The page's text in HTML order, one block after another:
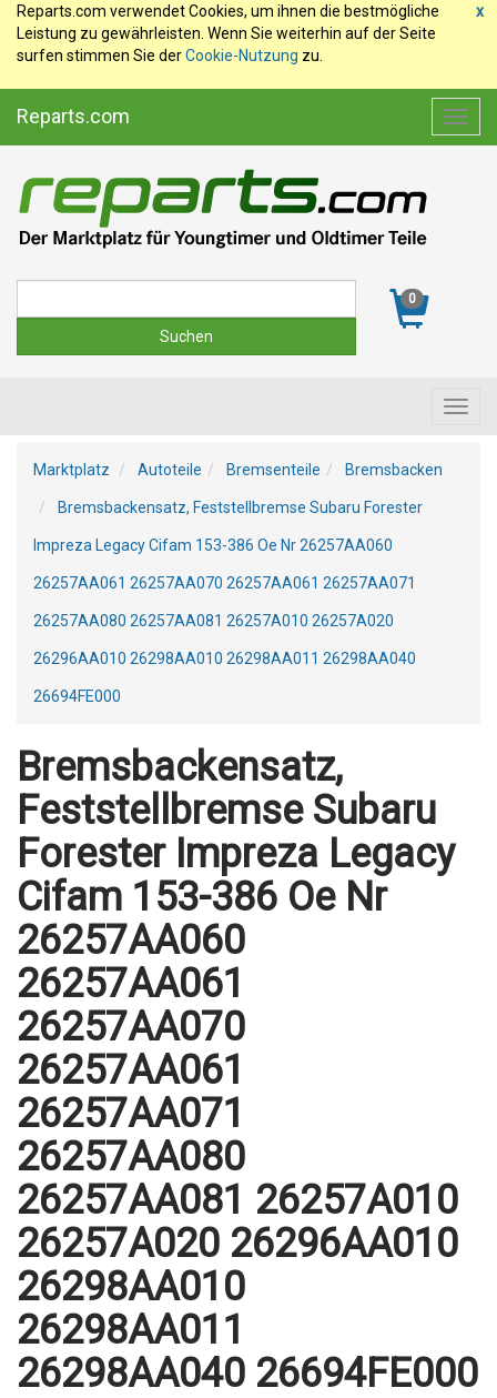
x
Reparts.com verwendet Cookies, um ihnen die bestmögliche
Leistung zu gewährleisten. Wenn Sie weiterhin auf der Seite
surfen stimmen Sie derCookie-Nutzung zu.
Reparts.com
0
Marktplatz Autoteile Bremsenteile Bremsbacken
Bremsbackensatz, Feststellbremse Subaru Forester
Impreza Legacy Cifam 153-386 Oe Nr 26257AA060
26257AA061 26257AA070 26257AA061 26257AA071
26257AA080 26257AA081 26257A010 26257A020
26296AA010 26298AA010 26298AA011 26298AA040
26694FE000
Bremsbackensatz,
Feststellbremse Subaru
Forester Impreza Legacy
Cifam 153-386 Oe Nr
26257AA060
26257AA061
26257AA070
26257AA061
26257AA071
26257AA080
26257AA081 26257A010
26257A020 26296AA010
26298AA010
26298AA011
26298AA040 26694FE000